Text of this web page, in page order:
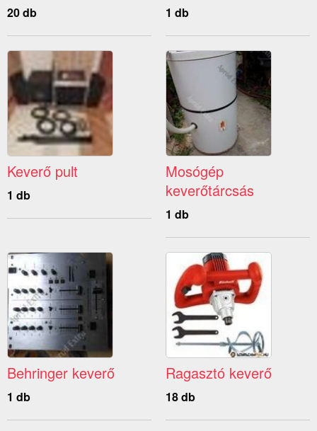
20 db 1 db
Keverő pult
1 db
Mosógép
keverőtárcsás
1 db
Behringer keverő
1 db
Ragasztó keverő
18 db